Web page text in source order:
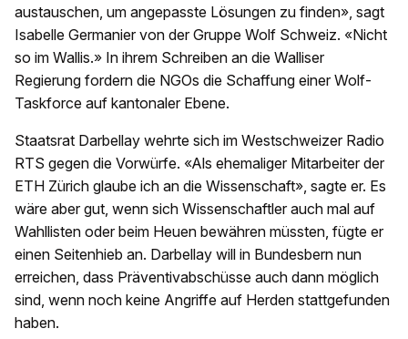
austauschen, um angepasste Lösungen zu finden», sagt
Isabelle Germanier von der Gruppe Wolf Schweiz. «Nicht
so im Wallis.» In ihrem Schreiben an die Walliser
Regierung fordern die NGOs die Schaffung einer Wolf-
Taskforce auf kantonaler Ebene.
Staatsrat Darbellay wehrte sich im Westschweizer Radio
RTS gegen die Vorwürfe. «Als ehemaliger Mitarbeiter der
ETH Zürich glaube ich an die Wissenschaft», sagte er. Es
wäre aber gut, wenn sich Wissenschaftler auch mal auf
Wahllisten oder beim Heuen bewähren müssten, fügte er
einen Seitenhieb an. Darbellay will in Bundesbern nun
erreichen, dass Präventivabschüsse auch dann möglich
sind, wenn noch keine Angriffe auf Herden stattgefunden
haben.